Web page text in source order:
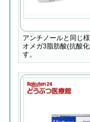
アンチノールと同じ
オメガ3脂肪酸(抗酸
す。